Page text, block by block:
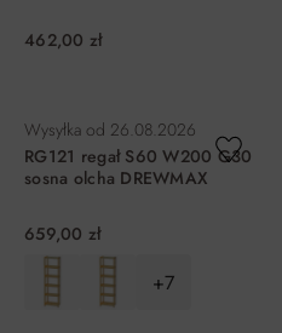
462,00 zł
Wysyłka od 26.08.2026
RG121 regał S60 W200 G30
sosna olcha DREWMAX
659,00 zł
+7